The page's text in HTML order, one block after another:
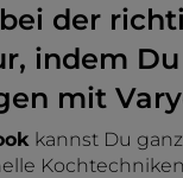
der
indem
mit
kannst Du